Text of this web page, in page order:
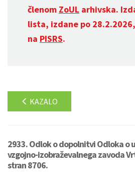
členom ZoUL arhivska.
lista, izdane po
na PISRS.
KAZALO
2933. Odlok o dopolnitvi Odloka o
vzgojno-izobraževalnega zavoda
stran 8706.